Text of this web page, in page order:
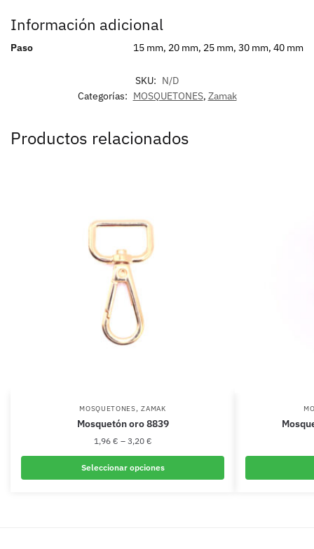
Información adicional
Paso 15 mm, 20 mm, 25 mm, 30 mm, 40 mm
SKU: N/D
Categorías: MOSQUETONES, Zamak
Productos relacionados
MOSQUETONES,ZAMAK
Mosquetón oro 8839
1,96 € – 3,20 €
Seleccionar opciones